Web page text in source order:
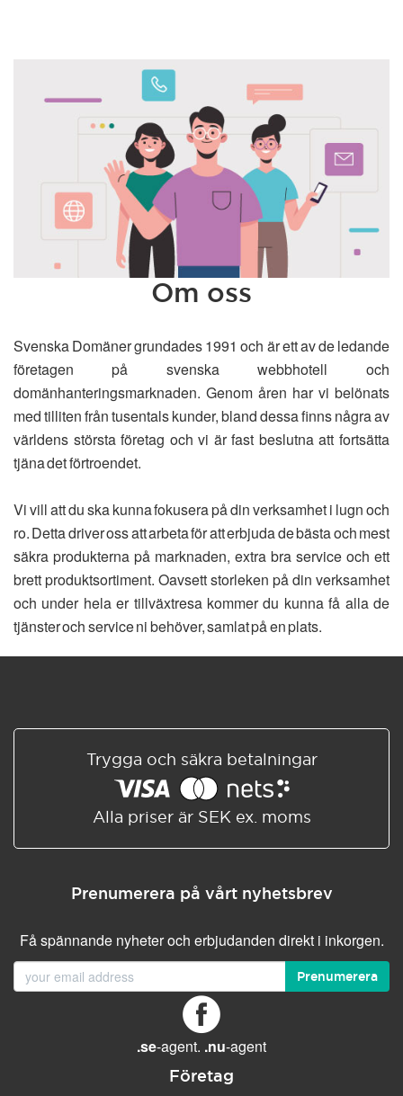
Om oss
Svenska Domäner grundades 1991 och är ett av de ledande
företagen på svenska webbhotell och
domänhanteringsmarknaden. Genom åren har vi belönats
med tilliten från tusentals kunder, bland dessa finns några av
världens största företag och vi är fast beslutna att fortsätta
tjäna det förtroendet.
Vi vill att du ska kunna fokusera på din verksamhet i lugn och
ro. Detta driver oss att arbeta för att erbjuda de bästa och mest
säkra produkterna på marknaden, extra bra service och ett
brett produktsortiment. Oavsett storleken på din verksamhet
och under hela er tillväxtresa kommer du kunna få alla de
tjänster och service ni behöver, samlat på en plats.
Trygga och säkra betalningar
Alla priser är SEK ex. moms
Prenumerera på vårt nyhetsbrev
Få spännande nyheter och erbjudanden direkt i inkorgen.
Prenumerera
.se-agent. .nu-agent
Företag